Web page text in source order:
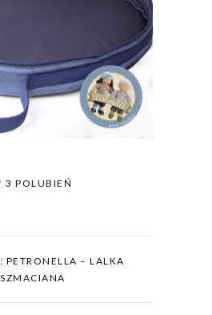
3 POLUBIEŃ
PETRONELLA – LALKA
SZMACIANA